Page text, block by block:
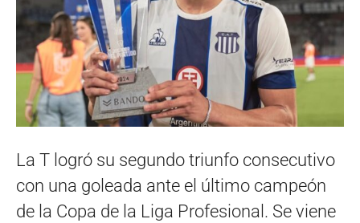
La T logró su segundo triunfo consecutivo
con una goleada ante el último campeón
de la Copa de la Liga Profesional. Se viene